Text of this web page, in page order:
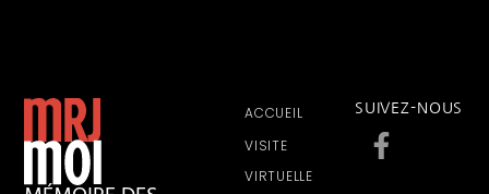
ACCUEIL
VISITE
VIRTUELLE
SUIVEZ-NOUS